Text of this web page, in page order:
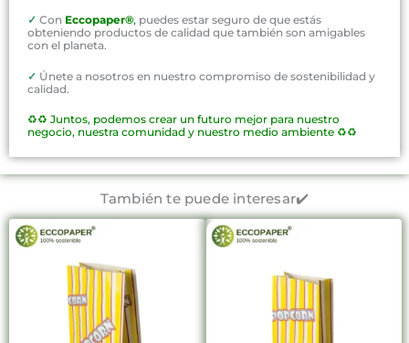
✓ Con Eccopaper®, puedes estar seguro de que estás
obteniendo productos de calidad que también son amigables
con el planeta.
✓ Únete a nosotros en nuestro compromiso de sostenibilidad y
calidad.
♻️♻️ Juntos, podemos crear un futuro mejor para nuestro
negocio, nuestra comunidad y nuestro medio ambiente ♻️♻️
También te puede interesar✔️